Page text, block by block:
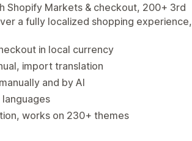
Shopify Markets & checkout, 200+ 3rd
a fully localized shopping experience,
in local currency
import translation
and by AI
works on 230+ themes